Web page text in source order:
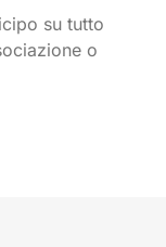
su tutto
o